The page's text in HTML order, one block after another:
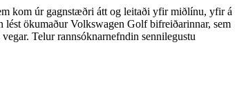
kom úr gagnstæðri átt og leitaði yfir miðlínu, yfir á
ökumaður Volkswagen Golf bifreiðarinnar, sem
Telur rannsóknarnefndin sennilegustu